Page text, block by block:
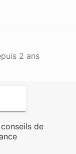
2 ans
de